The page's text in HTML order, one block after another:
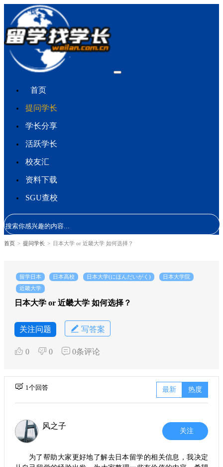
首页
提问学长
学长分享
活跃学长
校友汇
资料下载
SGU查校
首页 > 提问学长 > 日本大学 or 近畿大学 如何选择？
留学日本 日本高校 日本大学(にほんだいがく)
日本大学院
近畿大学
日本大学 or 近畿大学 如何选择？
关注问题 写答案
0 0 0条评论
1个回答 最新 热度
风之子
关注
为了帮助大家更好地了解去日本留学的相关信息，我决定